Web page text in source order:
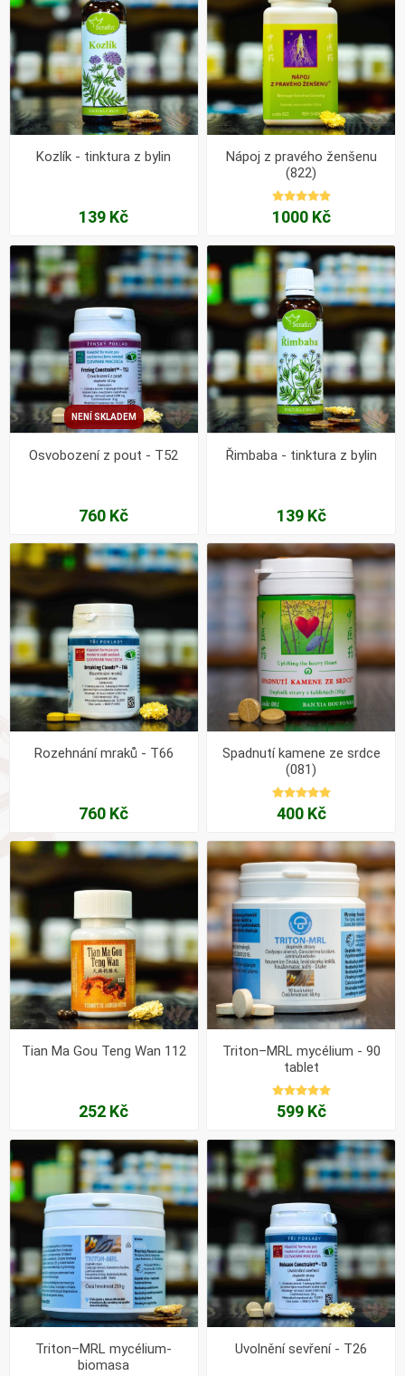
Kozlík - tinktura z bylin
139 Kč
Nápoj z pravého ženšenu
(822)
1000 Kč
NENÍ SKLADEM
Osvobození z pout - T52
760 Kč
Řimbaba - tinktura z bylin
139 Kč
Rozehnání mraků - T66
760 Kč
Spadnutí kamene ze srdce
(081)
400 Kč
Tian Ma Gou Teng Wan 112
252 Kč
Triton–MRL mycélium - 90
tablet
599 Kč
Triton–MRL mycélium-
biomasa
Uvolnění sevření - T26